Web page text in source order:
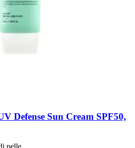
Defense Sun Cream SPF50,